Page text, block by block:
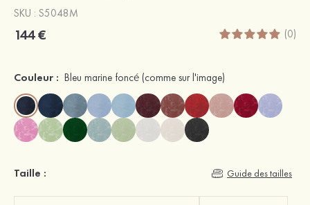
SKU : S5048M
144 € (0)
Couleur : Bleu marine foncé (comme sur l'image)
Taille : Guide des tailles